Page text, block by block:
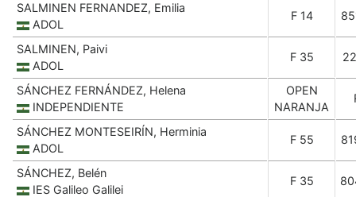
SALMINEN FERNANDEZ, Emilia
ADOL
F 14
SALMINEN, Paivi
ADOL
F 35
SÁNCHEZ FERNÁNDEZ, Helena
INDEPENDIENTE
OPEN
NARANJA
SÁNCHEZ MONTESEIRÍN, Herminia
ADOL
F 55
SÁNCHEZ, Belén
IES Galileo Galilei
F 35